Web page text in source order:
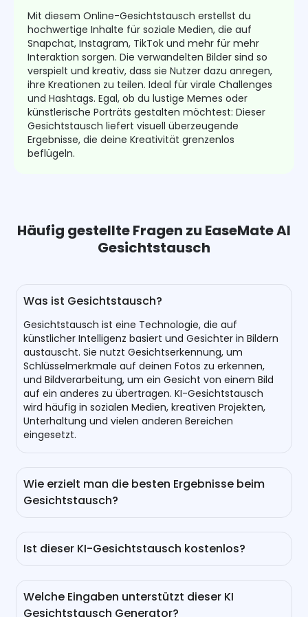
Mit diesem Online-Gesichtstausch erstellst du
hochwertige Inhalte für soziale Medien, die auf
Snapchat, Instagram, TikTok und mehr für mehr
Interaktion sorgen. Die verwandelten Bilder sind so
verspielt und kreativ, dass sie Nutzer dazu anregen,
ihre Kreationen zu teilen. Ideal für virale Challenges
und Hashtags. Egal, ob du lustige Memes oder
künstlerische Porträts gestalten möchtest: Dieser
Gesichtstausch liefert visuell überzeugende
Ergebnisse, die deine Kreativität grenzenlos
beflügeln.
Häufig gestellte Fragen zu EaseMate AI
Gesichtstausch
Was ist Gesichtstausch?
Gesichtstausch ist eine Technologie, die auf
künstlicher Intelligenz basiert und Gesichter in Bildern
austauscht. Sie nutzt Gesichtserkennung, um
Schlüsselmerkmale auf deinen Fotos zu erkennen,
und Bildverarbeitung, um ein Gesicht von einem Bild
auf ein anderes zu übertragen. KI-Gesichtstausch
wird häufig in sozialen Medien, kreativen Projekten,
Unterhaltung und vielen anderen Bereichen
eingesetzt.
Wie erzielt man die besten Ergebnisse beim
Gesichtstausch?
denen alle Gesichtszüge gut zu erkennen sind. Achte
Ist dieser KI-Gesichtstausch kostenlos?
Welche Eingaben unterstützt dieser KI
Gesichtstausch Generator?